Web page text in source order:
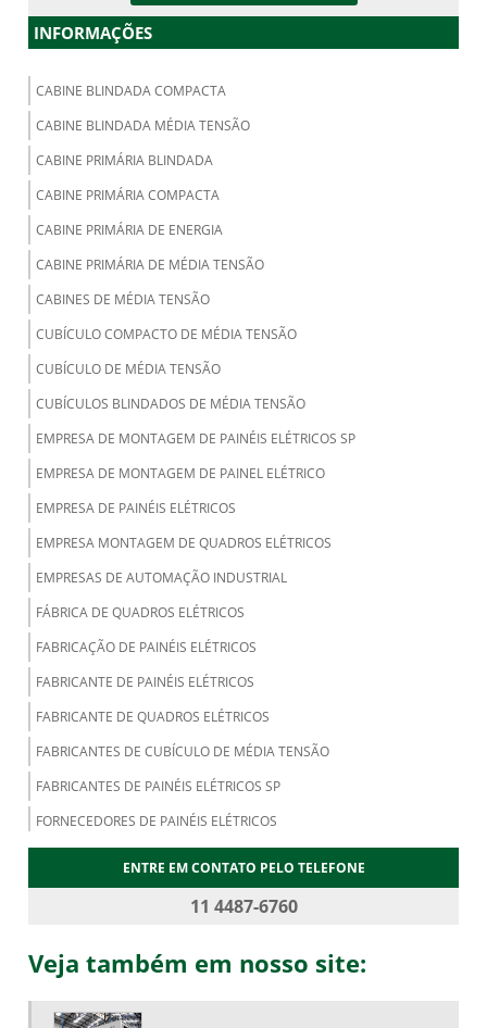
INFORMAÇÕES
CABINE BLINDADA COMPACTA
CABINE BLINDADA MÉDIA TENSÃO
CABINE PRIMÁRIA BLINDADA
CABINE PRIMÁRIA COMPACTA
CABINE PRIMÁRIA DE ENERGIA
CABINE PRIMÁRIA DE MÉDIA TENSÃO
CABINES DE MÉDIA TENSÃO
CUBÍCULO COMPACTO DE MÉDIA TENSÃO
CUBÍCULO DE MÉDIA TENSÃO
CUBÍCULOS BLINDADOS DE MÉDIA TENSÃO
EMPRESA DE MONTAGEM DE PAINÉIS ELÉTRICOS SP
EMPRESA DE MONTAGEM DE PAINEL ELÉTRICO
EMPRESA DE PAINÉIS ELÉTRICOS
EMPRESA MONTAGEM DE QUADROS ELÉTRICOS
EMPRESAS DE AUTOMAÇÃO INDUSTRIAL
FÁBRICA DE QUADROS ELÉTRICOS
FABRICAÇÃO DE PAINÉIS ELÉTRICOS
FABRICANTE DE PAINÉIS ELÉTRICOS
FABRICANTE DE QUADROS ELÉTRICOS
FABRICANTES DE CUBÍCULO DE MÉDIA TENSÃO
FABRICANTES DE PAINÉIS ELÉTRICOS SP
FORNECEDORES DE PAINÉIS ELÉTRICOS
MONTAGEM DE PAINÉIS ELÉTRICOS
MONTAGEM DE QUADROS ELÉTRICOS
ENTRE EM CONTATO PELO TELEFONE
11 4487-6760
Veja também em nosso site: